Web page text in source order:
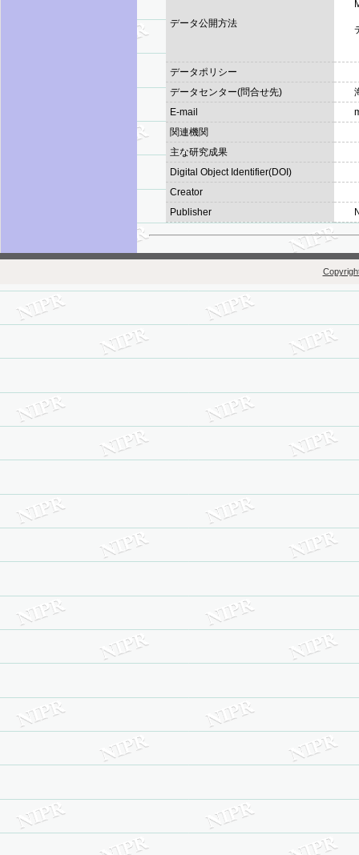
データ公開方法
データポリシー
データセンター(問合せ先)
E-mail
関連機関
主な研究成果
Digital Object Identifier(DOI)
Creator
Publisher